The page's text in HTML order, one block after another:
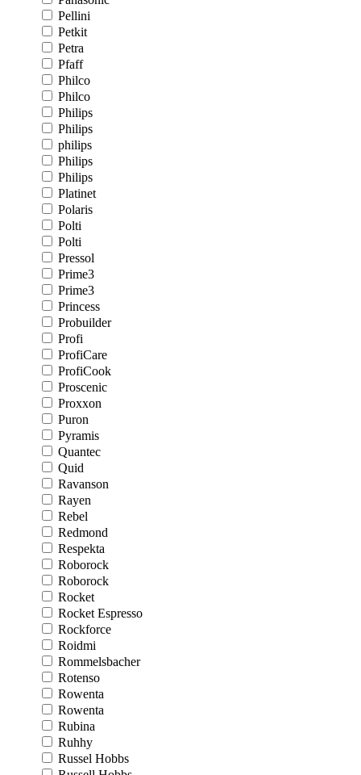
Pellini
Petkit
Petra
Pfaff
Philco
Philco
Philips
Philips
philips
Philips
Philips
Platinet
Polaris
Polti
Polti
Pressol
Prime3
Prime3
Princess
Probuilder
Profi
ProfiCare
ProfiCook
Proscenic
Proxxon
Puron
Pyramis
Quantec
Quid
Ravanson
Rayen
Rebel
Redmond
Respekta
Roborock
Roborock
Rocket
Rocket Espresso
Rockforce
Roidmi
Rommelsbacher
Rotenso
Rowenta
Rowenta
Rubina
Ruhhy
Russel Hobbs